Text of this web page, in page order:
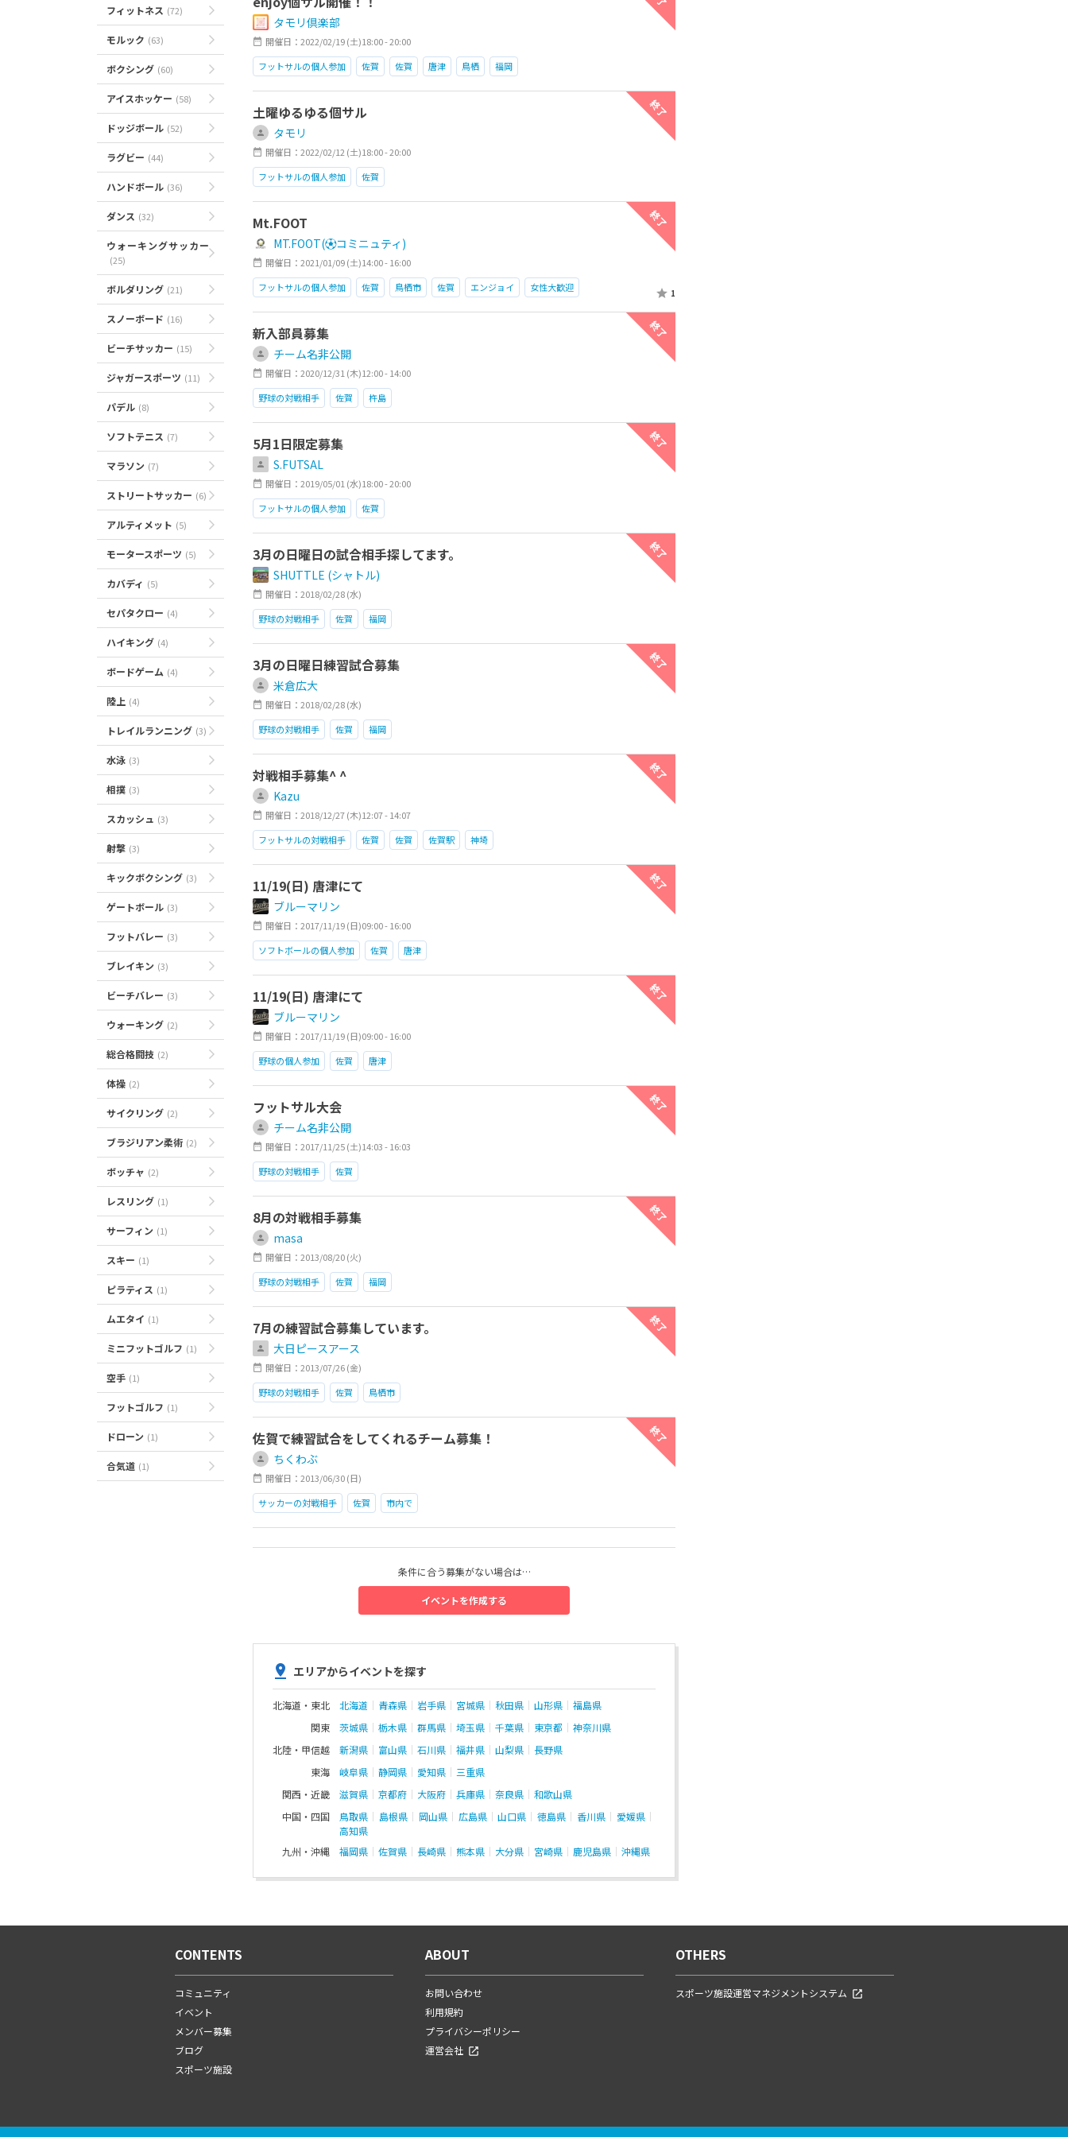
フィットネス (72)
モルック (63)
ボクシング (60)
アイスホッケー (58)
ドッジボール (52)
ラグビー (44)
ハンドボール (36)
ダンス (32)
ウォーキングサッカー
(25)
ボルダリング (21)
スノーボード (16)
ビーチサッカー (15)
ジャガースポーツ (11)
パデル (8)
ソフトテニス (7)
マラソン (7)
ストリートサッカー (6)
アルティメット (5)
モータースポーツ (5)
カバディ (5)
セパタクロー (4)
ハイキング (4)
ボードゲーム (4)
陸上 (4)
トレイルランニング (3)
水泳 (3)
相撲 (3)
スカッシュ (3)
射撃 (3)
キックボクシング (3)
ゲートボール (3)
フットバレー (3)
ブレイキン (3)
ビーチバレー (3)
ウォーキング (2)
総合格闘技 (2)
体操 (2)
サイクリング (2)
ブラジリアン柔術 (2)
ボッチャ (2)
レスリング (1)
サーフィン (1)
スキー (1)
ピラティス (1)
ムエタイ (1)
ミニフットゴルフ (1)
空手 (1)
フットゴルフ (1)
ドローン (1)
合気道 (1)
タモリ倶楽部
開催日：2022/02/19 (土)18:00 - 20:00
フットサルの個人参加
佐賀 佐賀 唐津 鳥栖 福岡
土曜ゆるゆる個サル
タモリ
終了
開催日：2022/02/12 (土)18:00 - 20:00
フットサルの個人参加
佐賀
Mt.FOOT
MT.FOOT(⚽️コミニュティ)
終了
開催日：2021/01/09 (土)14:00 - 16:00
フットサルの個人参加
佐賀 鳥栖市 佐賀 エンジョイ
女性大歓迎
初心者
MIX enjoy
1
新入部員募集
チーム名非公開
終了
開催日：2020/12/31 (木)12:00 - 14:00
野球の対戦相手
佐賀 杵島
5月1日限定募集
S.FUTSAL
終了
開催日：2019/05/01 (水)18:00 - 20:00
フットサルの個人参加
佐賀
3月の日曜日の試合相手探してます。
SHUTTLE (シャトル)
終了
開催日：2018/02/28 (水)
野球の対戦相手
佐賀 福岡
3月の日曜日練習試合募集
米倉広大
終了
開催日：2018/02/28 (水)
野球の対戦相手
佐賀 福岡
対戦相手募集^ ^
Kazu
終了
開催日：2018/12/27 (木)12:07 - 14:07
フットサルの対戦相手
佐賀 佐賀 佐賀駅 神埼
11/19(日) 唐津にて
ブルーマリン
終了
開催日：2017/11/19 (日)09:00 - 16:00
ソフトボールの個人参加
佐賀 唐津
11/19(日) 唐津にて
ブルーマリン
終了
開催日：2017/11/19 (日)09:00 - 16:00
野球の個人参加
佐賀 唐津
フットサル大会
チーム名非公開
終了
開催日：2017/11/25 (土)14:03 - 16:03
野球の対戦相手
佐賀
8月の対戦相手募集
masa
終了
開催日：2013/08/20 (火)
野球の対戦相手
佐賀 福岡
7月の練習試合募集しています。
大日ピースアース
終了
開催日：2013/07/26 (金)
野球の対戦相手
佐賀 鳥栖市
佐賀で練習試合をしてくれるチーム募集！
ちくわぶ
終了
開催日：2013/06/30 (日)
サッカーの対戦相手
佐賀 市内で
条件に合う募集がない場合は…
イベントを作成する
エリアからイベントを探す
北海道・東北 北海道 青森県 岩手県 宮城県 秋田県 山形県
福島県
関東
茨城県 栃木県 群馬県 埼玉県 千葉県 東京都
神奈川県
北陸・甲信越
新潟県 富山県 石川県 福井県 山梨県
長野県
東海
岐阜県 静岡県 愛知県
三重県
関西・近畿
滋賀県 京都府 大阪府 兵庫県 奈良県
和歌山県
中国・四国
鳥取県 島根県 岡山県 広島県 山口県 徳島県 香川県
愛媛県
高知県
九州・沖縄
福岡県 佐賀県 長崎県 熊本県 大分県 宮崎県 鹿児島県 沖縄県
CONTENTS
コミュニティ
イベント
メンバー募集
ブログ
スポーツ施設
ABOUT
お問い合わせ
利用規約
プライバシーポリシー
運営会社
OTHERS
スポーツ施設運営マネジメントシステム